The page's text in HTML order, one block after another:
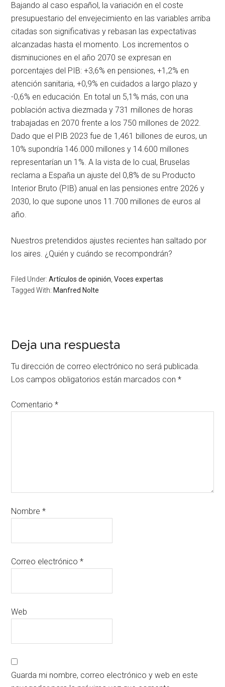
Bajando al caso español, la variación en el coste
presupuestario del envejecimiento en las variables arriba
citadas son significativas y rebasan las expectativas
alcanzadas hasta el momento. Los incrementos o
disminuciones en el año 2070 se expresan en
porcentajes del PIB: +3,6% en pensiones, +1,2% en
atención sanitaria, +0,9% en cuidados a largo plazo y
-0,6% en educación. En total un 5,1% más, con una
población activa diezmada y 731 millones de horas
trabajadas en 2070 frente a los 750 millones de 2022.
Dado que el PIB 2023 fue de 1,461 billones de euros, un
10% supondría 146.000 millones y 14.600 millones
representarían un 1%. A la vista de lo cual, Bruselas
reclama a España un ajuste del 0,8% de su Producto
Interior Bruto (PIB) anual en las pensiones entre 2026 y
2030, lo que supone unos 11.700 millones de euros al
año.
Nuestros pretendidos ajustes recientes han saltado por
los aires. ¿Quién y cuándo se recompondrán?
Filed Under:Artículos de opinión ,Voces expertas
Tagged With: Manfred Nolte
Deja una respuesta
Tu dirección de correo electrónico no será publicada.
Los campos obligatorios están marcados con*
Comentario*
Nombre*
Correo electrónico*
Web
Guarda mi nombre, correo electrónico y web en este